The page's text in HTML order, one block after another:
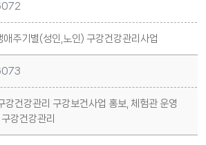
애주기별(성인,노인) 구강건강관리사업
강건강관리 구강보건사업 홍보, 체험관 운영
강건강관리